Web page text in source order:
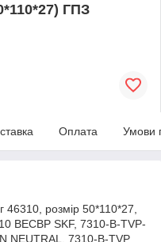
ГПЗ
Оплата Умови
46310, розмір 50*110*27,
BECBP SKF, 7310-B-TVP-
NEUTRAL, 7310-B-TVP